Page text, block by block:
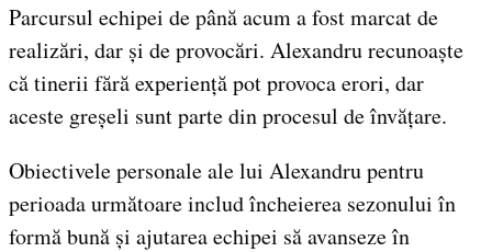
Parcursul echipei de până acum a fost marcat de
realizări, dar și de provocări. Alexandru recunoaște
că tinerii fără experiență pot provoca erori, dar
aceste greșeli sunt parte din procesul de învățare.
Obiectivele personale ale lui Alexandru pentru
perioada următoare includ încheierea sezonului în
formă bună și ajutarea echipei să avanseze în